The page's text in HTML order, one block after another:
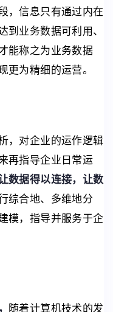
，信息只有通过内在
到业务数据可利用、
能称之为业务数据
更为精细的运营。
，对企业的运作逻辑
再指导企业日常运
数据得以连接，让数
综合地、多维地分
模，指导并服务于企
随着计算机技术的发